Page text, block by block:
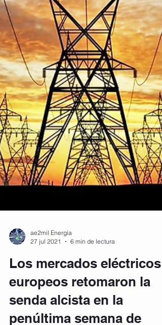
6 min de lectura
Los mercados eléctricos
europeos retomaron la
senda alcista en la